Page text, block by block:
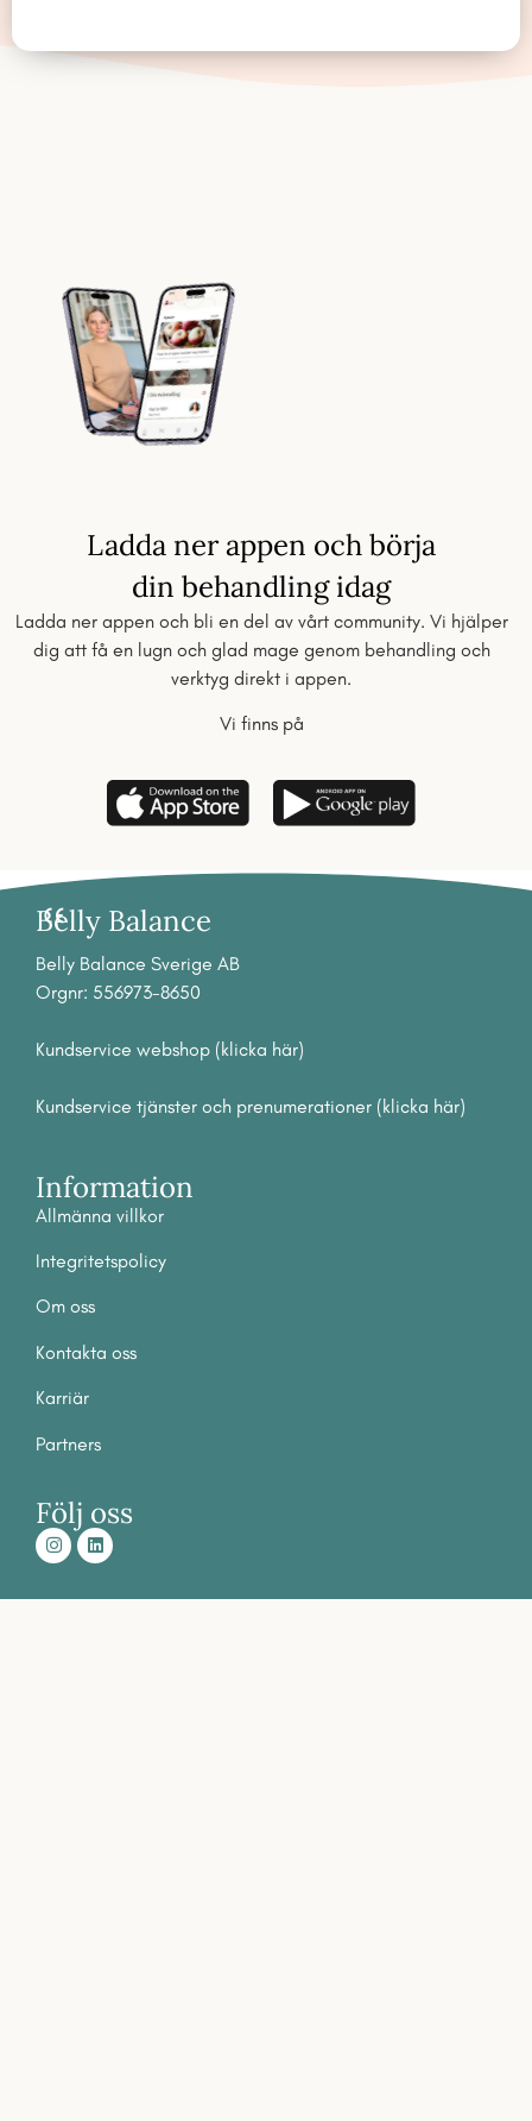
Ladda ner appen och börja
din behandling idag
Ladda ner appen och bli en del av vårt community. Vi hjälper
dig att få en lugn och glad mage genom behandling och
verktyg direkt i appen.
Vi finns på
Belly Balance
Belly Balance Sverige AB
Orgnr: 556973-8650
Kundservice webshop (klicka här)
Kundservice tjänster och prenumerationer (klicka här)
Information
Allmänna villkor
Integritetspolicy
Om oss
Kontakta oss
Karriär
Partners
Följ oss